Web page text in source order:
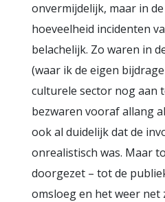
onvermijdelijk, maar in
hoeveelheid incidenten
belachelijk. Zo waren in
(waar ik de eigen
culturele sector nog aan
bezwaren vooraf allang
ook al duidelijk dat de
onrealistisch was. Maar
doorgezet – tot de
omsloeg en het weer net